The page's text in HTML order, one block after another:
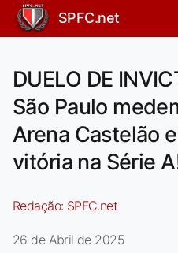
SPFC.net
DUELO DE
São Paulo
Arena Castelão
vitória na Série
Redação: SPFC.net
26 de Abril de 2025